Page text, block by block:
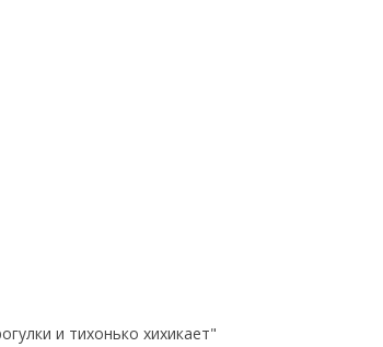
и тихонько хихикает"